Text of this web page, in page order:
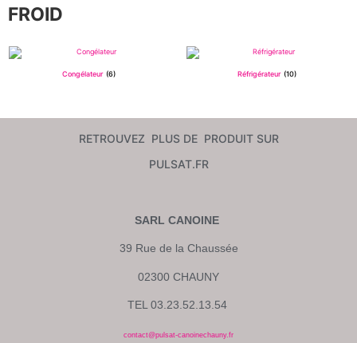
FROID
Congélateur (6) Réfrigérateur (10)
RETROUVEZ PLUS DE PRODUIT SUR
PULSAT.FR
SARL CANOINE
39 Rue de la Chaussée
02300 CHAUNY
TEL 03.23.52.13.54
contact@pulsat-canoinechauny.fr